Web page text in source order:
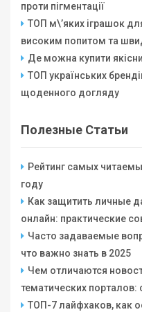
проти пігментації
ТОП м\’яких іграшок
високим попитом та
Де можна купити
ТОП українських
щоденного догляду
Полезные Статьи
Рейтинг самых
году
Как защитить личные
онлайн: практические
Часто задаваемые
что важно знать в 2025
Чем отличаются
тематических
ТОП-7 лайфхаков, как